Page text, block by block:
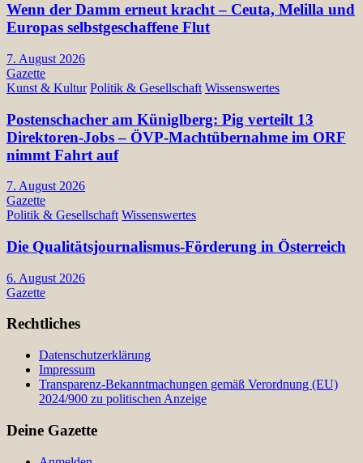
Wenn der Damm erneut kracht – Ceuta, Melilla und
Europas selbstgeschaffene Flut
7. August 2026
Gazette
Kunst & Kultur Politik & Gesellschaft Wissenswertes
Postenschacher am Küniglberg: Pig verteilt 13
Direktoren-Jobs – ÖVP-Machtübernahme im ORF
nimmt Fahrt auf
7. August 2026
Gazette
Politik & Gesellschaft Wissenswertes
Die Qualitätsjournalismus-Förderung in Österreich
6. August 2026
Gazette
Rechtliches
Datenschutzerklärung
Impressum
Transparenz-Bekanntmachungen gemäß Verordnung (EU)
2024/900 zu politischen Anzeige
Deine Gazette